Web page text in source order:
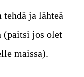
ja lähteä
(paitsi jos olet
maissa).